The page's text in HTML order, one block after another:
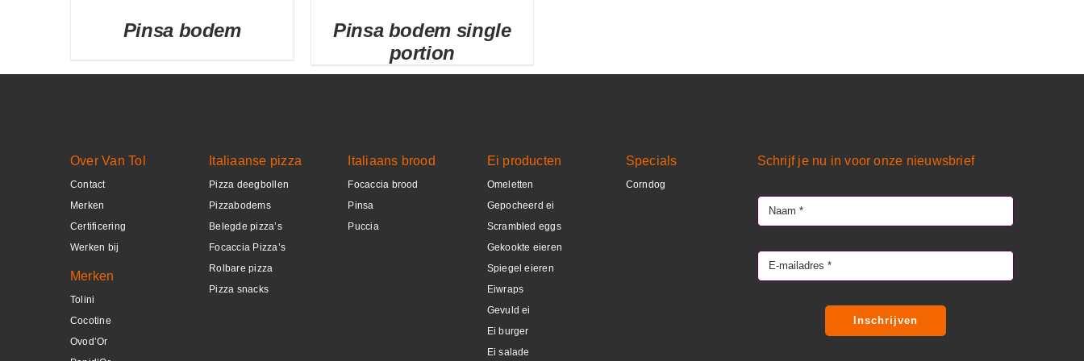
Pinsa bodem
Pinsa bodem single
portion
Over Van Tol
Contact
Merken
Certificering
Werken bij
Merken
Tolini
Cocotine
Ovod’Or
Italiaanse pizza
Pizza deegbollen
Pizzabodems
Belegde pizza’s
Focaccia Pizza’s
Rolbare pizza
Pizza snacks
Italiaans brood
Focaccia brood
Pinsa
Puccia
Ei producten
Omeletten
Gepocheerd ei
Scrambled eggs
Gekookte eieren
Spiegel eieren
Eiwraps
Gevuld ei
Ei burger
Ei salade
Specials
Corndog
Schrijf je nu in voor onze nieuwsbrief
Inschrijven